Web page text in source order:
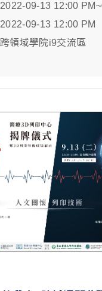
2022-09-13 12:00
2022-09-13 12:00 PM
跨領域學院i9交流區